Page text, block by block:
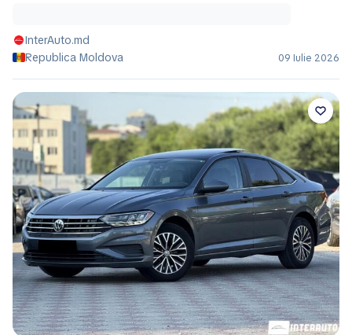
InterAuto.md
Republica Moldova
09 Iulie 2026